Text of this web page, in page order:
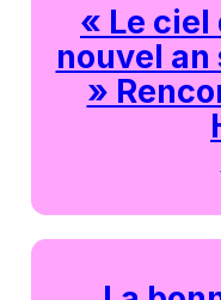
« Le ciel
nouvel an
»